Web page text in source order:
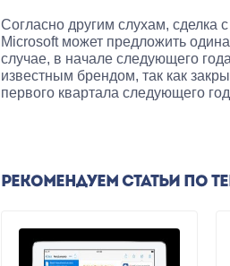
Согласно другим слухам, сделка
Microsoft может предложить
случае, в начале следующего
известным брендом, так как
первого квартала следующего
РЕКОМЕНДУЕМ СТАТЬИ ПО